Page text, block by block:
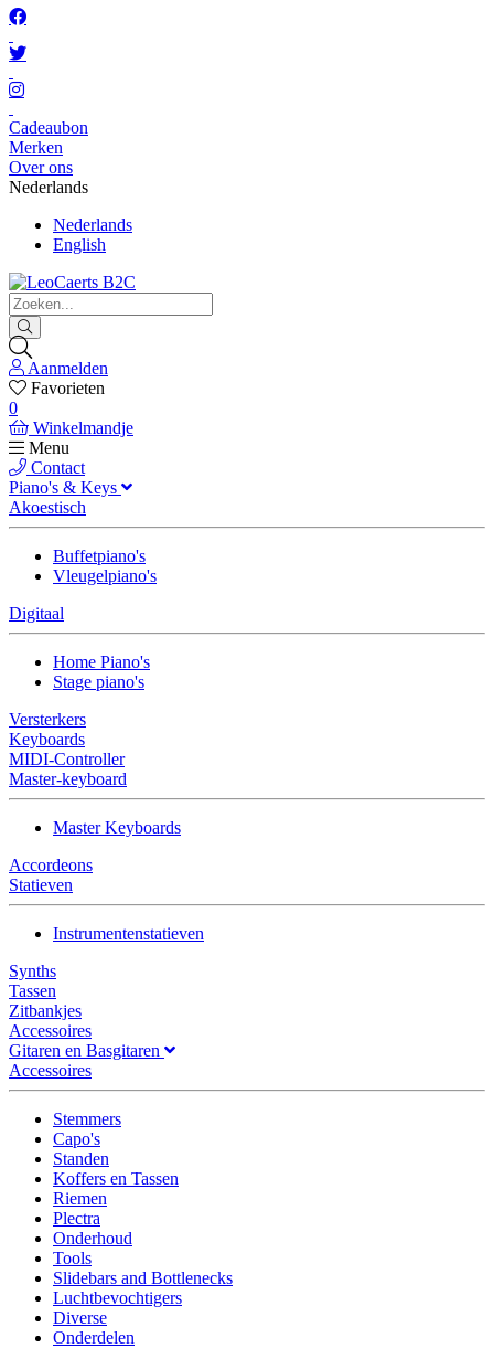
Cadeaubon
Merken
Over ons
Nederlands
Nederlands
English
Aanmelden
Favorieten
0
Winkelmandje
Menu
Contact
Piano's & Keys
Akoestisch
Buffetpiano's
Vleugelpiano's
Digitaal
Home Piano's
Stage piano's
Versterkers
Keyboards
MIDI-Controller
Master-keyboard
Master Keyboards
Accordeons
Statieven
Instrumentenstatieven
Synths
Tassen
Zitbankjes
Accessoires
Gitaren en Basgitaren
Accessoires
Stemmers
Capo's
Standen
Koffers en Tassen
Riemen
Plectra
Onderhoud
Tools
Slidebars and Bottlenecks
Luchtbevochtigers
Diverse
Onderdelen